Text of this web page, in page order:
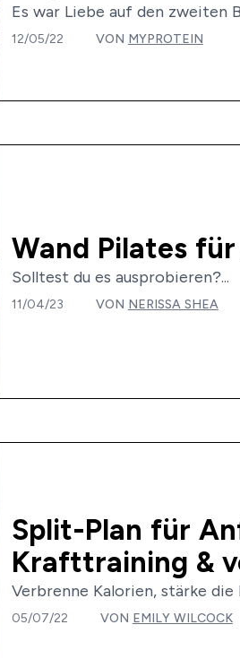
Es war Liebe auf den zweiten
12/05/22 VON MYPROTEIN
Wand Pilates
Solltest du es ausprobieren?...
11/04/23 VON NERISSA SHEA
Split-Plan für
Krafttraining &
Verbrenne Kalorien, stärke die
05/07/22 VON EMILY WILCOCK